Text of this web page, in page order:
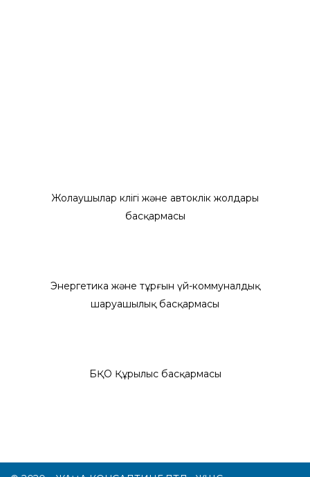
Жолаушылар көлігі және автокөлік жолдары
басқармасы
Энергетика және тұрғын үй-коммуналдық
шаруашылық басқармасы
БҚО Құрылыс басқармасы